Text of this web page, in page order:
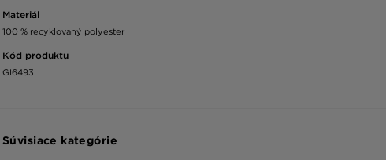
Materiál
100 % recyklovaný polyester
Kód produktu
GI6493
Súvisiace kategórie